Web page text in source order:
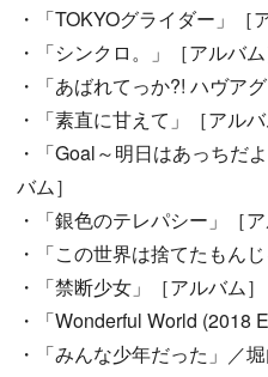
・「TOKYOグライダー」［
・「シンクロ。」［アルバム
・「あばれてっか?! ハヴア
・「素直に甘えて」［アルバ
・「Goal～明日はあっちだ
バム］
・「銀色のテレパシー」［ア
・「この世界は捨てたもん
・「禁断少女」［アルバム］
・「Wonderful World (2018
・「みんな少年だった」／